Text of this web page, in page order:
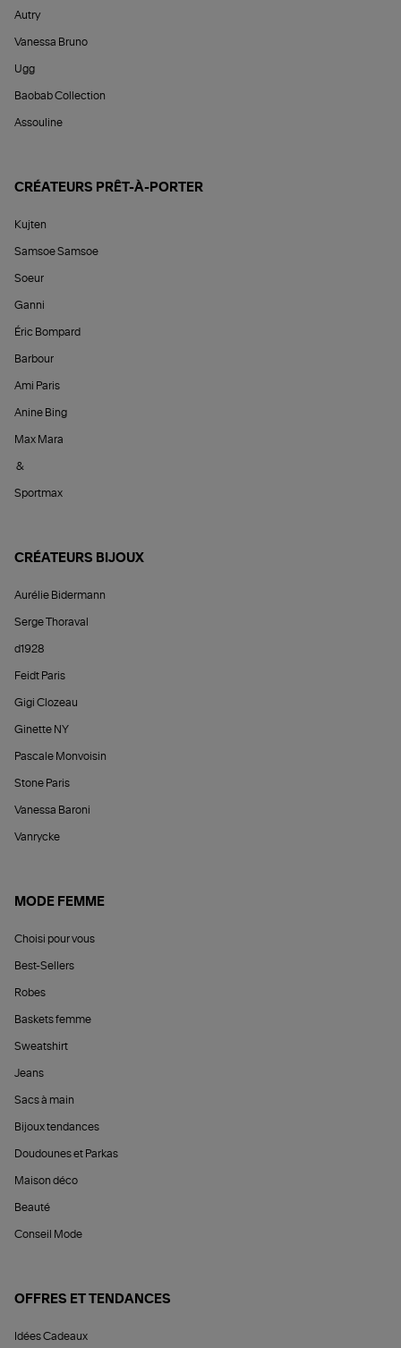
Autry
Vanessa Bruno
Ugg
Baobab Collection
Assouline
CRÉATEURS PRÊT-À-PORTER
Kujten
Samsoe Samsoe
Soeur
Ganni
Éric Bompard
Barbour
Ami Paris
Anine Bing
Max Mara
&
Sportmax
CRÉATEURS BIJOUX
Aurélie Bidermann
Serge Thoraval
d1928
Feidt Paris
Gigi Clozeau
Ginette NY
Pascale Monvoisin
Stone Paris
Vanessa Baroni
Vanrycke
MODE FEMME
Choisi pour vous
Best-Sellers
Robes
Baskets femme
Sweatshirt
Jeans
Sacs à main
Bijoux tendances
Doudounes et Parkas
Maison déco
Beauté
Conseil Mode
OFFRES ET TENDANCES
Idées Cadeaux